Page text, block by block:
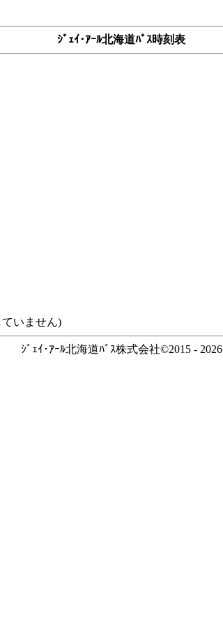
ｼﾞｪｲ･ｱｰﾙ北海道ﾊﾞｽ時刻表
ていません)
ｼﾞｪｲ･ｱｰﾙ北海道ﾊﾞｽ株式会社©2015 - 2026